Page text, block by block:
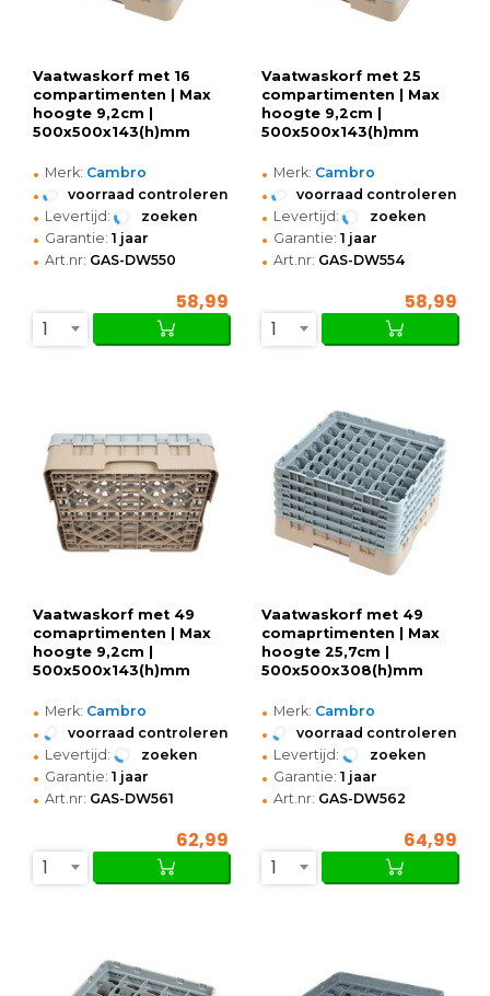
Vaatwaskorf met 16
compartimenten | Max
hoogte 9,2cm |
500x500x143(h)mm
• Merk: Cambro
• voorraad controleren
• Levertijd: zoeken
• Garantie: 1 jaar
• Art.nr: GAS-DW550
58,99
1
Vaatwaskorf met 25
compartimenten | Max
hoogte 9,2cm |
500x500x143(h)mm
• Merk: Cambro
• voorraad controleren
• Levertijd: zoeken
• Garantie: 1 jaar
• Art.nr: GAS-DW554
58,99
1
Vaatwaskorf met 49
comaprtimenten | Max
hoogte 9,2cm |
500x500x143(h)mm
• Merk: Cambro
• voorraad controleren
• Levertijd: zoeken
• Garantie: 1 jaar
• Art.nr: GAS-DW561
62,99
1
Vaatwaskorf met 49
comaprtimenten | Max
hoogte 25,7cm |
500x500x308(h)mm
• Merk: Cambro
• voorraad controleren
• Levertijd: zoeken
• Garantie: 1 jaar
• Art.nr: GAS-DW562
64,99
1